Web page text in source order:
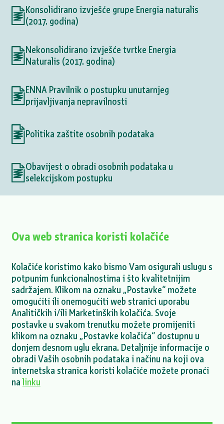
Konsolidirano izvješće grupe Energia naturalis
(2017. godina)
Nekonsolidirano izvješće tvrtke Energia
Naturalis (2017. godina)
ENNA Pravilnik o postupku unutarnjeg
prijavljivanja nepravilnosti
Politika zaštite osobnih podataka
Obavijest o obradi osobnih podataka u
selekcijskom postupku
NTS_ENNA_Mihailesti_solar and BESS_June
NTS_ENNA_Mihailesti_solar and BESS_June
2026_final ro
SEP_ENNA_Mihailesti_solar and
BESS_June2026_clean
SEP_ENNA_Mihailesti_solar and
BESS_June2026_clean ro
Ova web stranica koristi kolačiće
Kolačiće koristimo kako bismo Vam osigurali uslugu s
potpunim funkcionalnostima i što kvalitetnijim
sadržajem. Klikom na oznaku „Postavke“ možete
omogućiti ili onemogućiti web stranici uporabu
Analitičkih i/ili Marketinških kolačića. Svoje
postavke u svakom trenutku možete promijeniti
klikom na oznaku „Postavke kolačića“ dostupnu u
donjem desnom uglu ekrana. Detaljnije informacije o
obradi Vaših osobnih podataka i načinu na koji ova
internetska stranica koristi kolačiće možete pronaći
nalinku